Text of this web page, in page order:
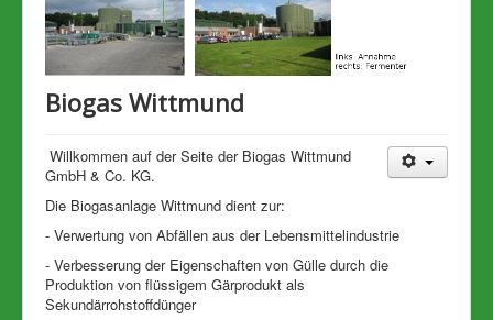
Schwerpunkte
Kontakt
Service
Informationen StörfallV
Bildergalerie
Biogas Wittmund
Willkommen auf der Seite der Biogas Wittmund
GmbH & Co. KG.
Die Biogasanlage Wittmund dient zur:
- Verwertung von Abfällen aus der Lebensmittelindustrie
- Verbesserung der Eigenschaften von Gülle durch die
Produktion von flüssigem Gärprodukt als
Sekundärrohstoffdünger